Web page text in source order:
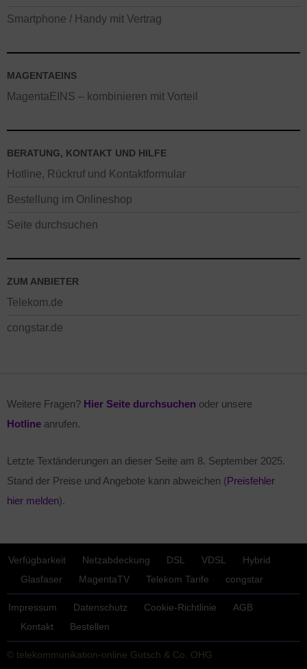
Smartphone / Handy mit Vertrag
MAGENTAEINS
MagentaEINS – kombinieren mit Vorteil
BERATUNG, KONTAKT UND HILFE
Hotline, Rückruf und Kontaktformular
Bestellung im Onlineshop
Seite durchsuchen
ZUM ANBIETER
Telekom.de
congstar.de
Weitere Fragen? Hier Seite durchsuchen oder unsere
Hotline anrufen.
Letzte Textänderungen an dieser Seite am 8. September 2025.
Stand der Preise und Angebote kann abweichen (Preisfehler
hier melden).
Verfügbarkeit Netzabdeckung DSL VDSL
Hybrid
Glasfaser
MagentaTV Telekom Tarife congstar
Impressum Datenschutz Cookie-Richtlinie
AGB
Kontakt
Bestellen
© telekommunikation-online Gutsch & Co. OHG